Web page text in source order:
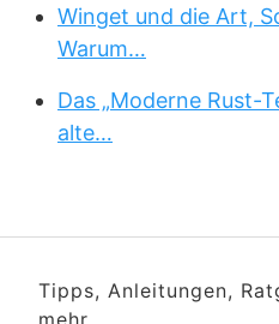
Winget und die Art,
Warum…
Das „Moderne Rust-
alte…
Tipps, Anleitungen,
mehr